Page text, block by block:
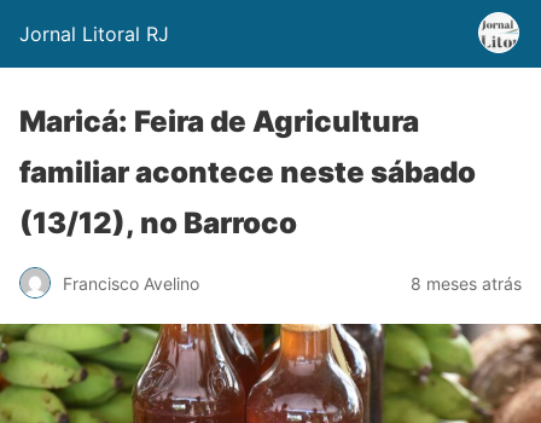
Jornal Litoral RJ
Maricá: Feira de Agricultura
familiar acontece neste sábado
(13/12), no Barroco
Francisco Avelino 8 meses atrás